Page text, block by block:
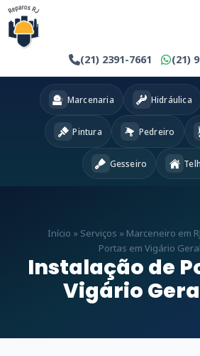
(21) 2391-7661 (21)
Marcenaria Hidráulica
Pintura Pedreiro
Gesseiro
Início » Serviços » Marceneiro em RJ
Portas em Vigário Geral
Instalação de
Vigário Geral